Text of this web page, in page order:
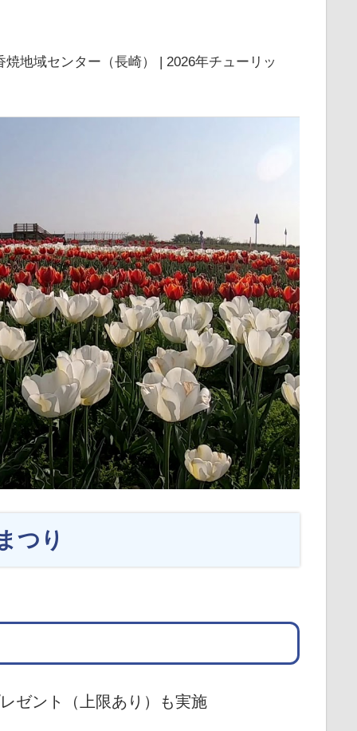
焼地域センター（長崎） | 2026年チューリッ
つり
ゼント（上限あり）も実施